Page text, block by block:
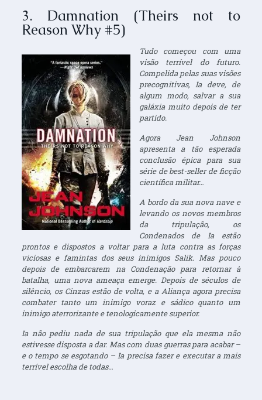
3. Damnation (Theirs not to
Reason Why #5)
Tudo começou com uma
visão terrível do futuro.
Compelida pelas suas visões
precognitivas, Ia deve, de
algum modo, salvar a sua
galáxia muito depois de ter
partido.
Agora Jean Johnson
apresenta a tão esperada
conclusão épica para sua
série de best-seller de ficção
científica militar…
A bordo da sua nova nave e
levando os novos membros
da tripulação, os
Condenados de Ia estão
prontos e dispostos a voltar para a luta contra as forças
viciosas e famintas dos seus inimigos Salik. Mas pouco
depois de embarcarem na Condenação para retornar à
batalha, uma nova ameaça emerge. Depois de séculos de
silêncio, os Cinzas estão de volta, e a Aliança agora precisa
combater tanto um inimigo voraz e sádico quanto um
inimigo aterrorizante e tenologicamente superior.
Ia não pediu nada de sua tripulação que ela mesma não
estivesse disposta a dar. Mas com duas guerras para acabar –
e o tempo se esgotando – Ia precisa fazer e executar a mais
terrível escolha de todas…